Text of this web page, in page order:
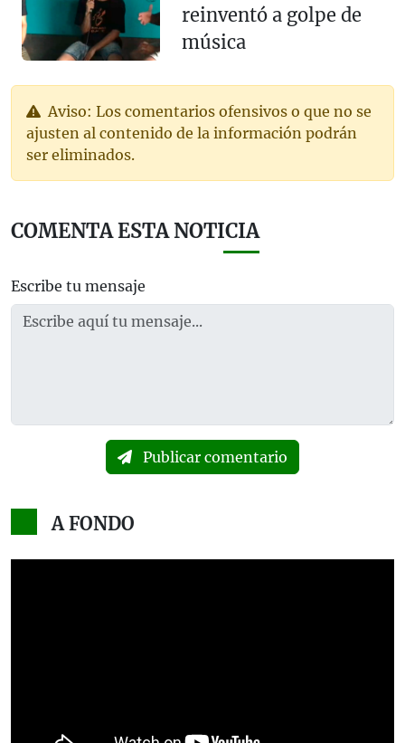
reinventó a golpe de
música
Aviso: Los comentarios ofensivos o que no se
ajusten al contenido de la información podrán
ser eliminados.
COMENTA ESTA NOTICIA
Escribe tu mensaje
Publicar comentario
A FONDO